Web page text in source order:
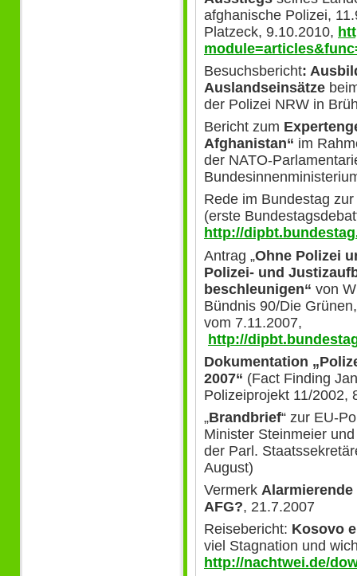
afghanische Polizei,
Platzeck, 9.10.2010,
Besuchsbericht:
Auslandseinsätze
der Polizei NRW in
Bericht zum
Afghanistan“ im
der NATO-
Rede im Bundestag zur
(erste
http://
Antrag „Ohne Polizei
Polizei- und
beschleunigen“ von
Bündnis 90/Die
vom 7.11.2007,
http://
Dokumentation
2007“ (Fact Finding
Polizeiprojekt 11/2002,
„Brandbrief“ zur EU-
Minister Steinmeier
der Parl.
August)
Vermerk Alarmierende
AFG?, 21.7.2007
Reisebericht: Kosovo
viel Stagnation und
http://nachtwei.de/